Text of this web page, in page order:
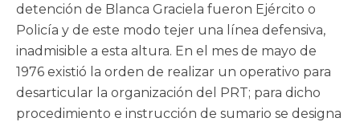
detención de Blanca Graciela fueron Ejército o
Policía y de este modo tejer una línea defensiva,
inadmisible a esta altura. En el mes de mayo de
1976 existió la orden de realizar un operativo para
desarticular la organización del PRT; para dicho
procedimiento e instrucción de sumario se designa